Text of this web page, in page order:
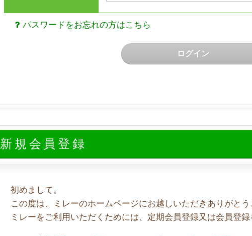
パスワードをお忘れの方はこちら
ログイン
新規会員登録
初めまして。
この度は、ミレーのホームページにお越しいただきありがとう
ミレーをご利用いただくためには、定期会員登録又は会員登録